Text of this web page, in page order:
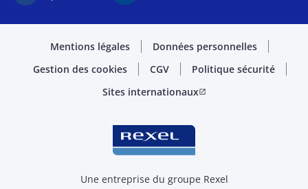
Mentions légales
Données personnelles
Gestion des cookies
CGV
Politique sécurité
Sites internationauxopen_in_new
Une entreprise du groupe Rexel